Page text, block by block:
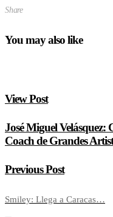
Share
You may also like
View Post
José Miguel
Coach de Grandes
Previous Post
Smiley: Llega a Caracas…